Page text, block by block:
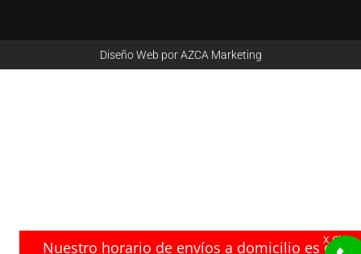
Diseño Web por AZCA Marketing
X Close
Nuestro horario de envíos a domicilio es de